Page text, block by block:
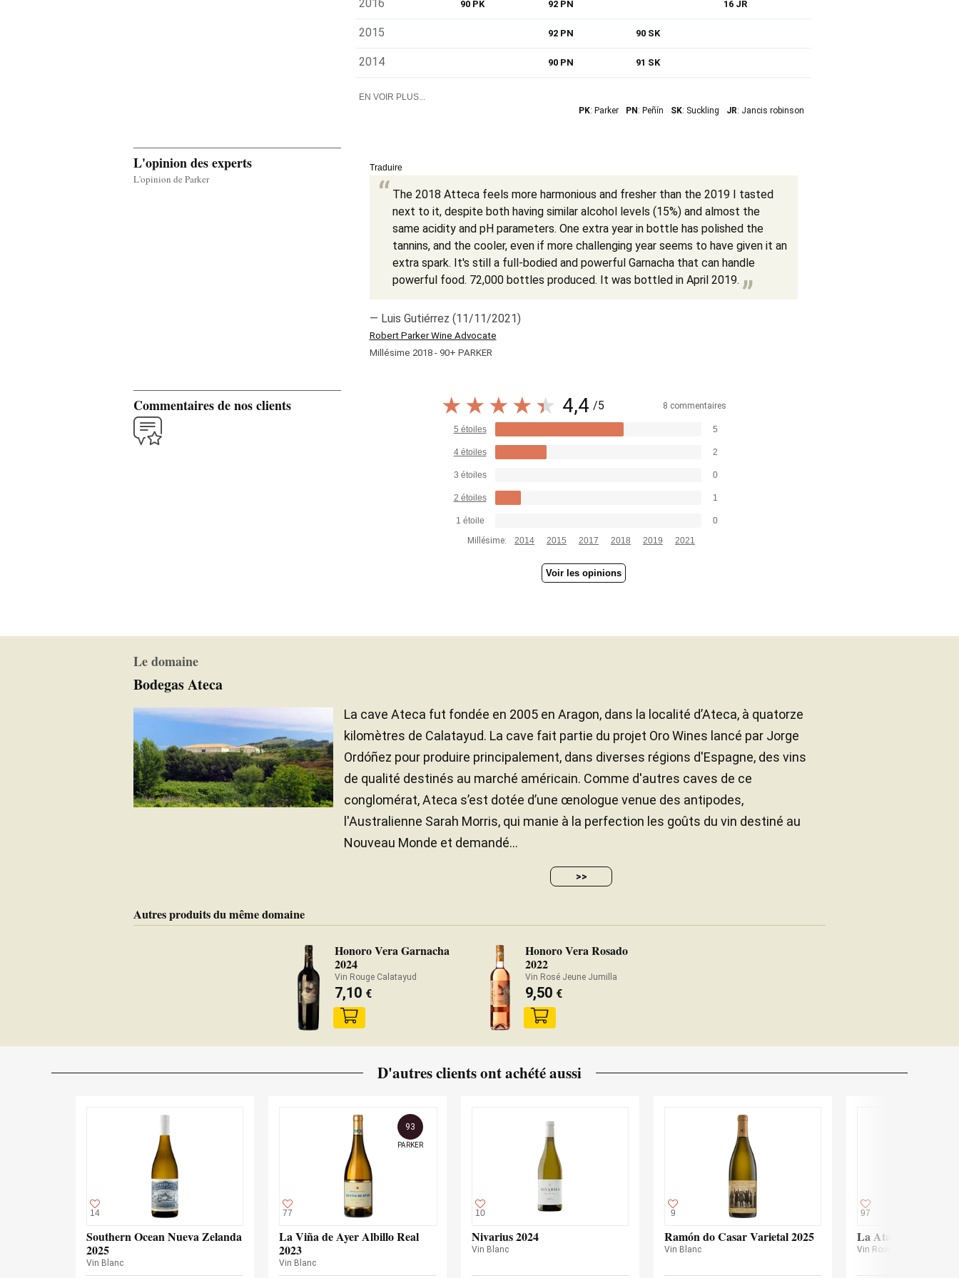
2016 90 PK 92 PN 16 JR
2015 92 PN 90 SK
2014 90 PN 91 SK
EN VOIR PLUS...
PK: Parker PN : Peñín SK: Suckling JR: Jancis robinson
L'opinion des experts
L'opinion de Parker
Traduire
The 2018 Atteca feels more harmonious and fresher than the 2019 I tasted
next to it, despite both having similar alcohol levels (15%) and almost the
same acidity and pH parameters. One extra year in bottle has polished the
tannins, and the cooler, even if more challenging year seems to have given it an
extra spark. It's still a full-bodied and powerful Garnacha that can handle
powerful food. 72,000 bottles produced. It was bottled in April 2019.
— Luis Gutiérrez (11/11/2021)
Robert Parker Wine Advocate
Millésime 2018 - 90+ PARKER
Commentaires de nos clients 4,4 /5 8 commentaires
5 étoiles 5
4 étoiles 2
3 étoiles 0
2 étoiles 1
1 étoile
0
Millésime:
2014 2015 2017 2018 2019 2021
Voir les opinions
Le domaine
Bodegas Ateca
La cave Ateca fut fondée en 2005 en Aragon, dans la localité d’Ateca, à quatorze
kilomètres de Calatayud. La cave fait partie du projet Oro Wines lancé par Jorge
Ordóñez pour produire principalement, dans diverses régions d'Espagne, des vins
de qualité destinés au marché américain. Comme d'autres caves de ce
conglomérat, Ateca s’est dotée d’une œnologue venue des antipodes,
l'Australienne Sarah Morris, qui manie à la perfection les goûts du vin destiné au
Nouveau Monde et demandé...
>>
Autres produits du même domaine
Honoro Vera Garnacha
2024
Vin Rouge Calatayud
7,10 €
Honoro Vera Rosado
2022
Vin Rosé Jeune Jumilla
9,50 €
D'autres clients ont achété aussi
14
Southern Ocean Nueva Zelanda
2025
Vin Blanc
77
93
PARKER
La Viña de Ayer Albillo Real
2023
Vin Blanc
10
Nivarius 2024
Vin Blanc
9
Ramón do Casar Varietal 2025
Vin Blanc
97
La Atalaya del
Vin Rouge